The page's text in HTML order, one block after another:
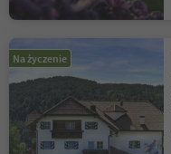
Na życzenie